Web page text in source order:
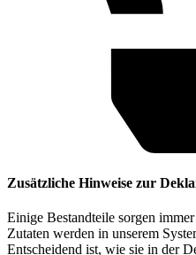
Zusätzliche Hinweise zur
Einige Bestandteile sorgen
Zutaten werden in unserem
Entscheidend ist, wie sie in der